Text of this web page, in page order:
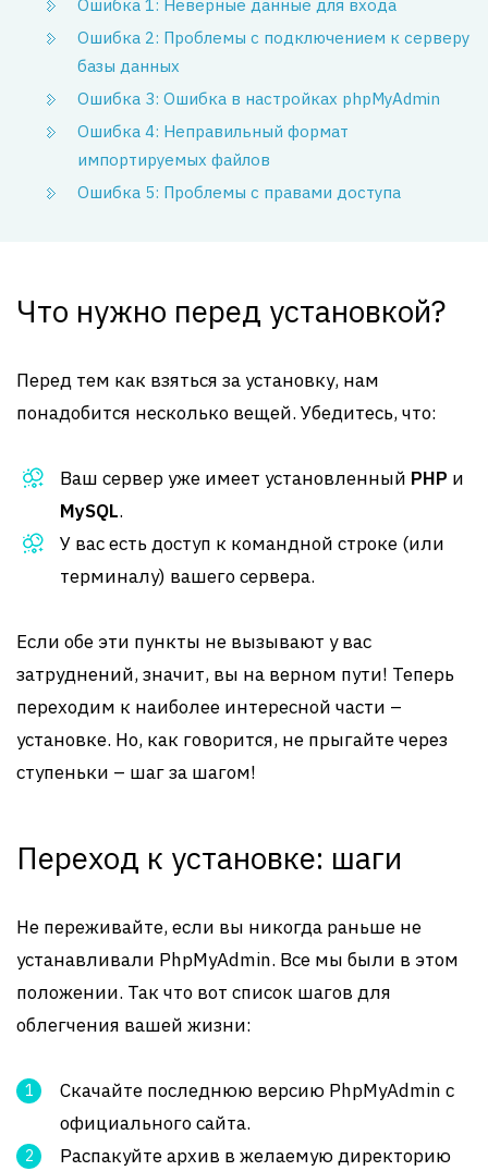
Ошибка 1: Неверные данные для входа
Ошибка 2: Проблемы с подключением к серверу
базы данных
Ошибка 3: Ошибка в настройках phpMyAdmin
Ошибка 4: Неправильный формат
импортируемых файлов
Ошибка 5: Проблемы с правами доступа
Что нужно перед установкой?
Перед тем как взяться за установку, нам
понадобится несколько вещей. Убедитесь, что:
Ваш сервер уже имеет установленный PHP и
MySQL.
У вас есть доступ к командной строке (или
терминалу) вашего сервера.
Если обе эти пункты не вызывают у вас
затруднений, значит, вы на верном пути! Теперь
переходим к наиболее интересной части –
установке. Но, как говорится, не прыгайте через
ступеньки – шаг за шагом!
Переход к установке: шаги
Не переживайте, если вы никогда раньше не
устанавливали PhpMyAdmin. Все мы были в этом
положении. Так что вот список шагов для
облегчения вашей жизни:
Скачайте последнюю версию PhpMyAdmin с
официального сайта.
Распакуйте архив в желаемую директорию